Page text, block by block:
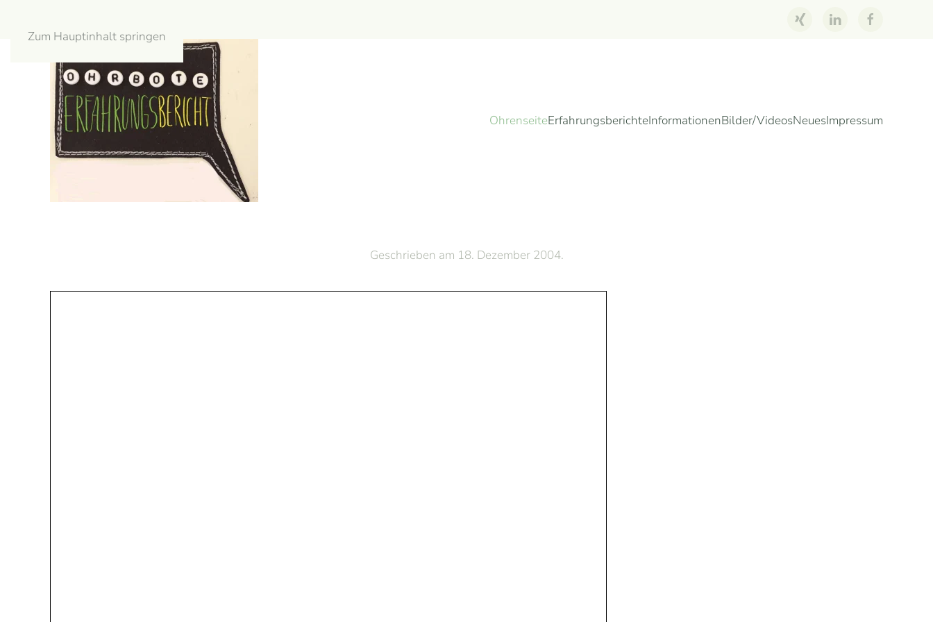
Zum Hauptinhalt springen
OhrenseiteErfahrungsberichteInformationenBilder/VideosNeuesImpressum
Geschrieben am 18. Dezember 2004.